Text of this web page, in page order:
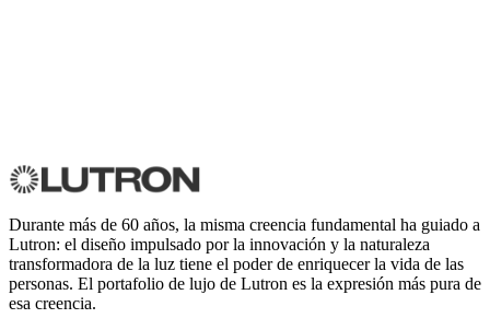
Durante más de 60 años, la misma creencia fundamental ha guiado a
Lutron: el diseño impulsado por la innovación y la naturaleza
transformadora de la luz tiene el poder de enriquecer la vida de las
personas. El portafolio de lujo de Lutron es la expresión más pura de
esa creencia.